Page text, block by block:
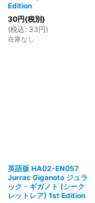
Edition
30円(税別)
(税込 : 33円)
在庫なし
英語版 HA02-EN057
Jurrac Giganoto ジュラ
ック・ギガノト (シーク
レットレア) 1st Edition